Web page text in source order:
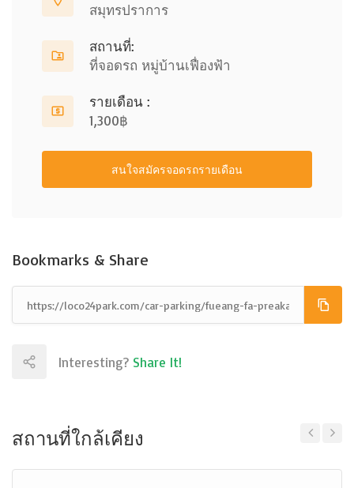
สมุทรปราการ
สถานที่:
ที่จอดรถ หมู่บ้านเฟื่องฟ้า
รายเดือน :
1,300฿
สนใจสมัครจอดรถรายเดือน
Bookmarks & Share
Interesting? Share It!
สถานที่ใกล้เคียง